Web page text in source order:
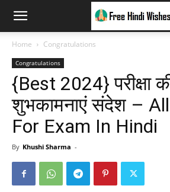
Home Congratulations
Congratulations
{Best 2024} परीक्षा
शुभकामनाएं संदेश –
For Exam In Hindi
By Khushi Sharma -